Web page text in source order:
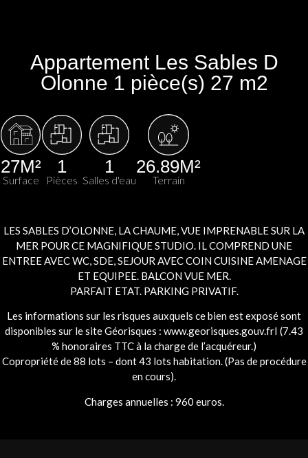
Appartement Les Sables D
Olonne 1 pièce(s) 27 m2
27M²
Surface
1
Pièces
1
Salles d'eau
26.89M²
Terrain
LES SABLES D’OLONNE, LA CHAUME, VUE IMPRENABLE SUR LA
MER POUR CE MAGNIFIQUE STUDIO. IL COMPREND UNE
ENTREE AVEC WC, SDE, SEJOUR AVEC COIN CUISINE AMENAGE
ET EQUIPEE. BALCON VUE MER.
PARFAIT ETAT. PARKING PRIVATIF.
Les informations sur les risques auxquels ce bien est exposé sont
disponibles sur le site Géorisques : www.georisques.gouv.frI (7.43
% honoraires TTC à la charge de l’acquéreur.)
Copropriété de 88 lots – dont 43 lots habitation. (Pas de procédure
en cours).
Charges annuelles : 960 euros.